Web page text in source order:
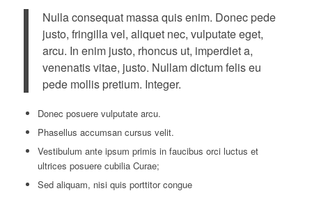
Nulla consequat massa quis enim. Donec pede
justo, fringilla vel, aliquet nec, vulputate eget,
arcu. In enim justo, rhoncus ut, imperdiet a,
venenatis vitae, justo. Nullam dictum felis eu
pede mollis pretium. Integer.
Donec posuere vulputate arcu.
Phasellus accumsan cursus velit.
Vestibulum ante ipsum primis in faucibus orci luctus et
ultrices posuere cubilia Curae;
Sed aliquam, nisi quis porttitor congue